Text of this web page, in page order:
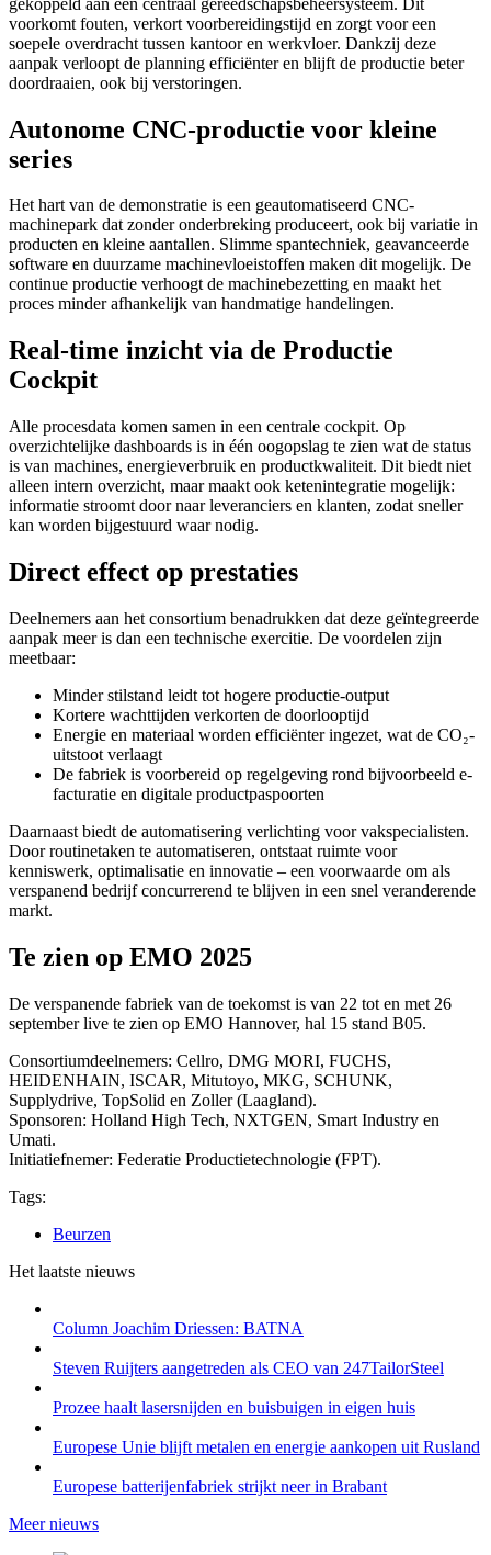
voorkomt fouten, verkort voorbereidingstijd en zorgt voor een
soepele overdracht tussen kantoor en werkvloer. Dankzij deze
aanpak verloopt de planning efficiënter en blijft de productie beter
doordraaien, ook bij verstoringen.
Autonome CNC-productie voor kleine
series
Het hart van de demonstratie is een geautomatiseerd CNC-
machinepark dat zonder onderbreking produceert, ook bij variatie in
producten en kleine aantallen. Slimme spantechniek, geavanceerde
software en duurzame machinevloeistoffen maken dit mogelijk. De
continue productie verhoogt de machinebezetting en maakt het
proces minder afhankelijk van handmatige handelingen.
Real-time inzicht via de Productie
Cockpit
Alle procesdata komen samen in een centrale cockpit. Op
overzichtelijke dashboards is in één oogopslag te zien wat de status
is van machines, energieverbruik en productkwaliteit. Dit biedt niet
alleen intern overzicht, maar maakt ook ketenintegratie mogelijk:
informatie stroomt door naar leveranciers en klanten, zodat sneller
kan worden bijgestuurd waar nodig.
Direct effect op prestaties
Deelnemers aan het consortium benadrukken dat deze geïntegreerde
aanpak meer is dan een technische exercitie. De voordelen zijn
meetbaar:
Minder stilstand leidt tot hogere productie-output
Kortere wachttijden verkorten de doorlooptijd
Energie en materiaal worden efficiënter ingezet, wat de CO₂-
uitstoot verlaagt
De fabriek is voorbereid op regelgeving rond bijvoorbeeld e-
facturatie en digitale productpaspoorten
Daarnaast biedt de automatisering verlichting voor vakspecialisten.
Door routinetaken te automatiseren, ontstaat ruimte voor
kenniswerk, optimalisatie en innovatie – een voorwaarde om als
verspanend bedrijf concurrerend te blijven in een snel veranderende
markt.
Te zien op EMO 2025
De verspanende fabriek van de toekomst is van 22 tot en met 26
september live te zien op EMO Hannover, hal 15 stand B05.
Consortiumdeelnemers: Cellro, DMG MORI, FUCHS,
HEIDENHAIN, ISCAR, Mitutoyo, MKG, SCHUNK,
Supplydrive, TopSolid en Zoller (Laagland).
Sponsoren: Holland High Tech, NXTGEN, Smart Industry en
Umati.
Initiatiefnemer: Federatie Productietechnologie (FPT).
Tags:
Beurzen
Het laatste nieuws
Column Joachim Driessen: BATNA
Steven Ruijters aangetreden als CEO van 247TailorSteel
Prozee haalt lasersnijden en buisbuigen in eigen huis
Europese Unie blijft metalen en energie aankopen uit Rusland
Europese batterijenfabriek strijkt neer in Brabant
Meer nieuws